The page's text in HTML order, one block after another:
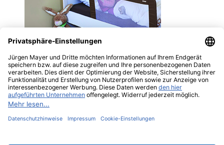
Kleinkinder bewegen sich im Schlaf, vor allem
während eines Traums. Nicht aus dem Bett zu
fallen, müssen sie erst erlernen. Ein Bettgitter
bietet ihnen während dieser Zeit Schutz vor
dem Herausfallen.